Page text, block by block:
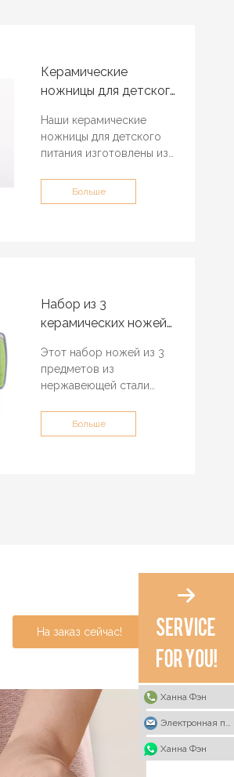
Керамические
ножницы для детского
Наши керамические
ножницы для детского
питания изготовлены из
материала, экологически
чистого АБС-пластика и
хранения.
Больше
Набор из 3
керамических ножей
Этот набор ножей из 3
предметов из
нержавеющей стали
нож, нож для очистки и
разделочную доску,
Больше
На заказ сейчас!
Ханна Фэн
Ханна Фэн